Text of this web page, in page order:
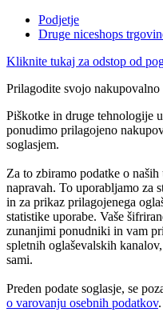
Podjetje
Druge niceshops
Kliknite tukaj za odstop od
Prilagodite svojo
Piškotke in druge tehnologije
ponudimo prilagojeno
soglasjem.
Za to zbiramo podatke o
napravah. To uporabljamo za
in za prikaz prilagojenega
statistike uporabe. Vaše
zunanjimi ponudniki in vam
spletnih oglaševalskih
sami.
Preden podate soglasje, se
o varovanju osebnih podatkov.